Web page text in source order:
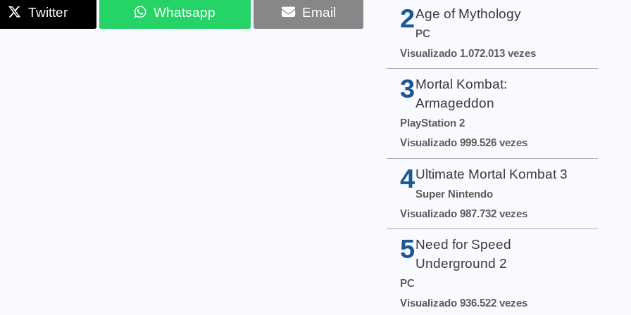
Twitter Whatsapp Email 2Age of Mythology
PC
Visualizado 1.072.013 vezes
3 Mortal Kombat:
Armageddon
PlayStation 2
Visualizado 999.526 vezes
4 Ultimate Mortal Kombat 3
Super Nintendo
Visualizado 987.732 vezes
5 Need for Speed
Underground 2
PC
Visualizado 936.522 vezes